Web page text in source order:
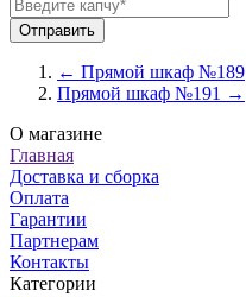
← Прямой шкаф №189
Прямой шкаф №191 →
О магазине
Главная
Доставка и сборка
Оплата
Гарантии
Партнерам
Контакты
Категории